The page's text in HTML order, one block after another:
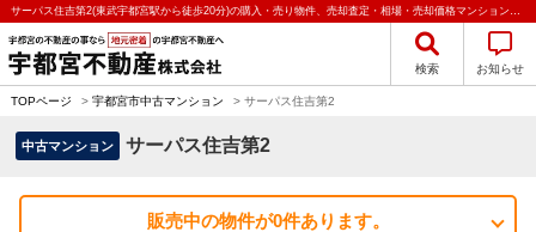
サーパス住吉第2(東武宇都宮駅から徒歩20分)の購入・売り物件、売却査定・相場・売却価格マンション情報｜宇都宮不動産株式会社
検索 お知らせ
TOPページ > 宇都宮市中古マンション > サーパス住吉第2
中古マンション サーパス住吉第2
販売中の物件が0件あります。